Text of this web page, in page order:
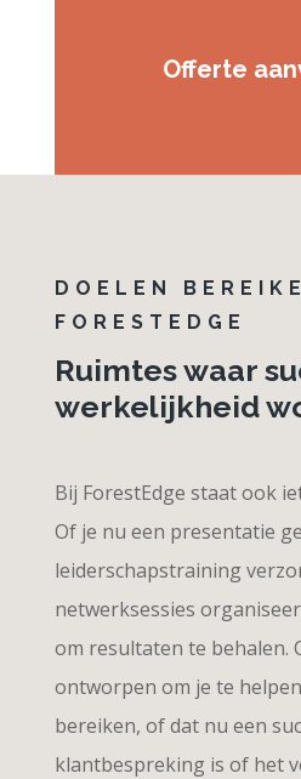
Offerte
DOELEN
FORESTEDGE
Ruimtes waar
werkelijkheid
Bij ForestEdge staat ook
Of je nu een presentatie
leiderschapstraining
netwerksessies
om resultaten te behalen.
ontworpen om je te
bereiken, of dat nu een
klantbespreking is of het